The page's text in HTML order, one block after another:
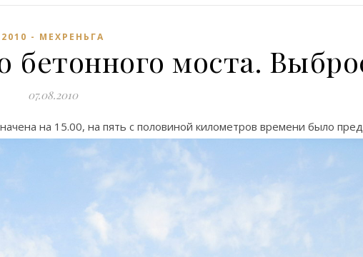
2010 - МЕХРЕНЬГА
бетонного моста.
07.08.2010
на 15.00, на пять с половиной километров времени было